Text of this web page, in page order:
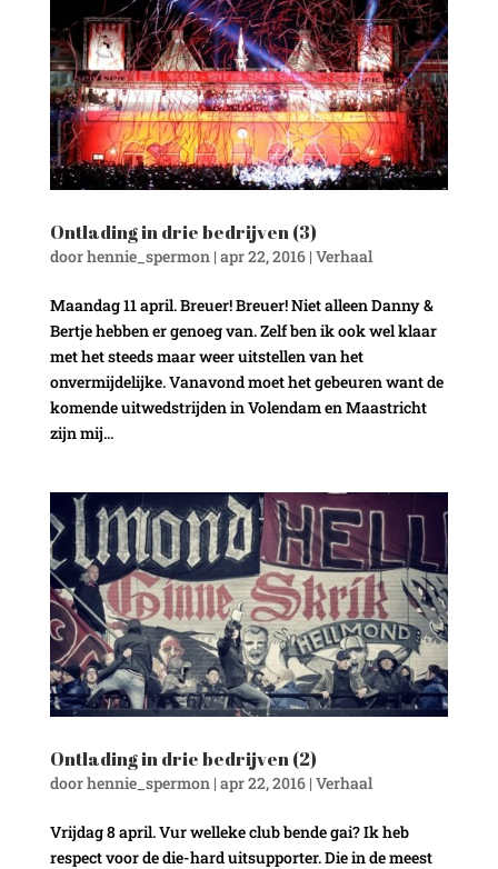
Ontlading in drie bedrijven (3)
doorhennie_spermon | apr 22, 2016| Verhaal
Maandag 11 april. Breuer! Breuer! Niet alleen Danny &
Bertje hebben er genoeg van. Zelf ben ik ook wel klaar
met het steeds maar weer uitstellen van het
onvermijdelijke. Vanavond moet het gebeuren want de
komende uitwedstrijden in Volendam en Maastricht
zijn mij...
Ontlading in drie bedrijven (2)
doorhennie_spermon| apr 22, 2016| Verhaal
Vrijdag 8 april. Vur welleke club bende gai? Ik heb
respect voor de die-hard uitsupporter. Die in de meest